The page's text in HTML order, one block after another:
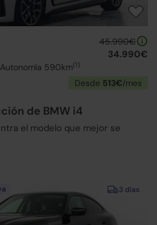
590km(1)
45.990€
34.990€
Desde 513€/mes
de BMW i4
el modelo que mejor se
3 días